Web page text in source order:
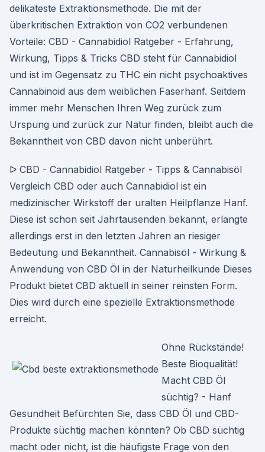
delikateste Extraktionsmethode. Die mit der
überkritischen Extraktion von CO2 verbundenen
Vorteile: CBD - Cannabidiol Ratgeber - Erfahrung,
Wirkung, Tipps & Tricks CBD steht für Cannabidiol
und ist im Gegensatz zu THC ein nicht psychoaktives
Cannabinoid aus dem weiblichen Faserhanf. Seitdem
immer mehr Menschen Ihren Weg zurück zum
Urspung und zurück zur Natur finden, bleibt auch die
Bekanntheit von CBD davon nicht unberührt.
ᐅ CBD - Cannabidiol Ratgeber - Tipps & Cannabisöl
Vergleich CBD oder auch Cannabidiol ist ein
medizinischer Wirkstoff der uralten Heilpflanze Hanf.
Diese ist schon seit Jahrtausenden bekannt, erlangte
allerdings erst in den letzten Jahren an riesiger
Bedeutung und Bekanntheit. Cannabisöl - Wirkung &
Anwendung von CBD Öl in der Naturheilkunde Dieses
Produkt bietet CBD aktuell in seiner reinsten Form.
Dies wird durch eine spezielle Extraktionsmethode
erreicht.
Ohne Rückstände!
Beste Bioqualität!
Macht CBD Öl
süchtig? - Hanf
Gesundheit Befürchten Sie, dass CBD Öl und CBD-
Produkte süchtig machen könnten? Ob CBD süchtig
macht oder nicht, ist die häufigste Frage von den